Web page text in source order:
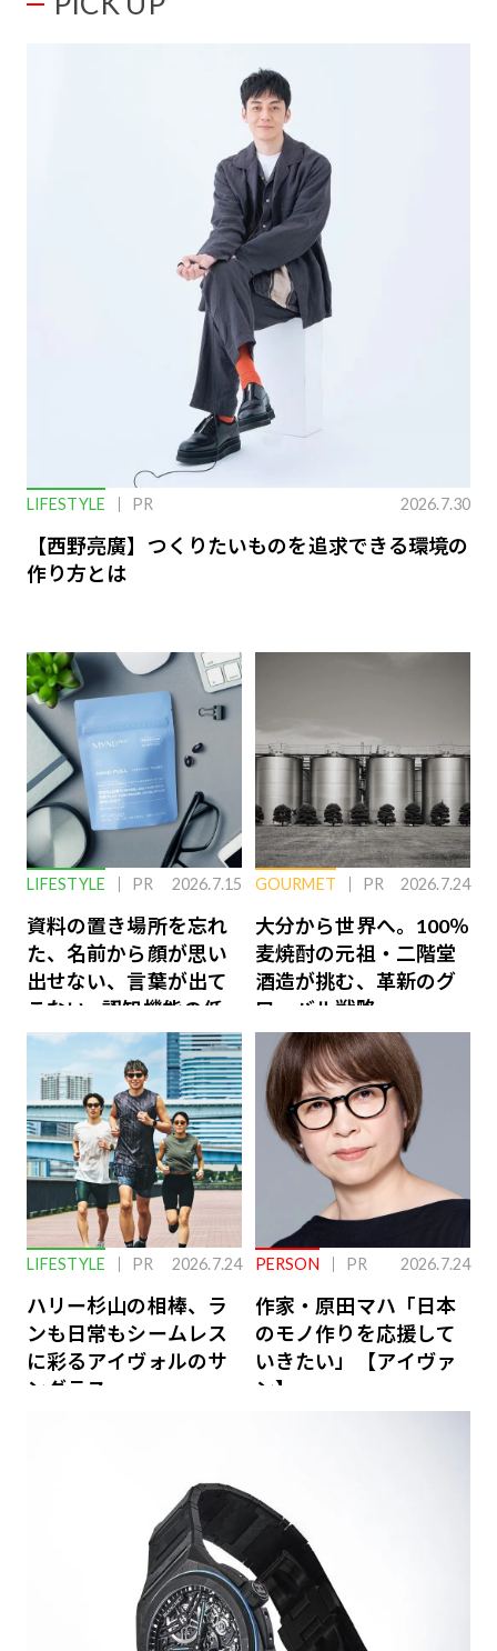
LIFESTYLE PR 2026.7.30
【西野亮廣】つくりたいものを追求できる環境の
作り方とは
LIFESTYLE PR 2026.7.15
資料の置き場所を忘れ
た、名前から顔が思い
出せない、言葉が出て
こない…認知機能の低
下を救う、脳のインナ
ーケアとは
GOURMET PR 2026.7.24
大分から世界へ。100％
麦焼酎の元祖・二階堂
酒造が挑む、革新のグ
ローバル戦略
LIFESTYLE PR 2026.7.24
ハリー杉山の相棒、ラ
ンも日常もシームレス
に彩るアイヴォルのサ
ングラス
PERSON PR 2026.7.24
作家・原田マハ「日本
のモノ作りを応援して
いきたい」【アイヴァ
ン】